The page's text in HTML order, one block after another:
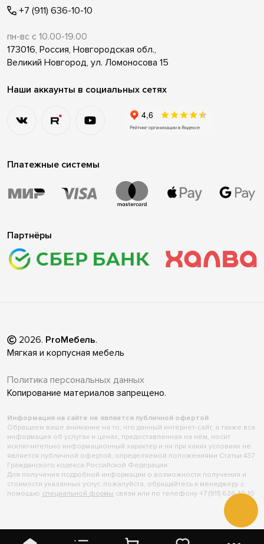
+7 (911) 636-10-10
пн-вс с 10.00-19.00
173016, Россия, Новгородская обл.,
Великий Новгород, ул. Ломоносова 15
Наши аккаунты в социальных сетях
Платежные системы
Партнёры
2026. ProМебель.
Мягкая и корпусная мебель
Политика персональных данных
Копирование материалов запрещено.
Информация на сайте не является публичной офертой
Обращаем ваше внимание на то, что данный интернет-сайт, а также вся
информация об услугах и ценах, предоставленная на нём, носит
исключительно информационный характер и ни при каких условиях не
является публичной офертой, определяемой положениями Статьи 437
Гражданского кодекса Российской Федерации.
Для получения подробной информации о возможности получения и
стоимости указанных услуг, пожалуйста, обращайтесь к менеджеру с
помощью специальной формы связи или по телефону +7 (911) 636-10-10